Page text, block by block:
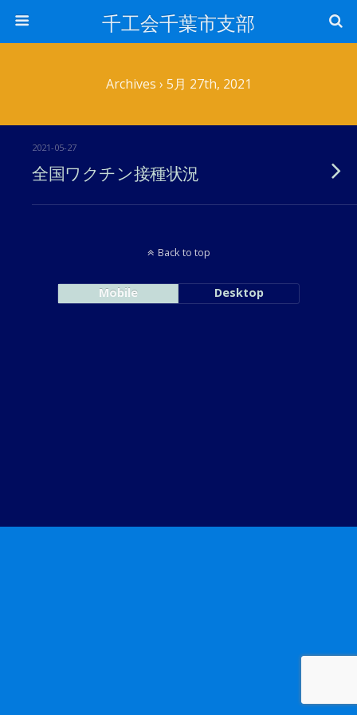
千工会千葉市支部
Archives › 5月 27th, 2021
2021-05-27
全国ワクチン接種状況
Back to top
Mobile Desktop